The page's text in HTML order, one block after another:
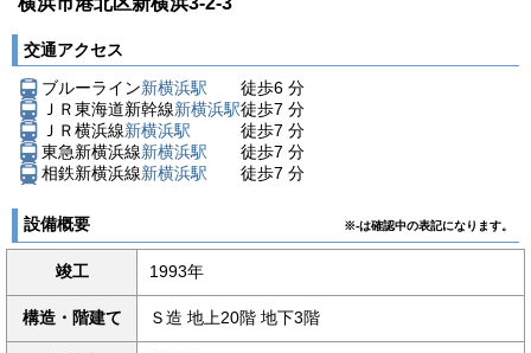
交通アクセス
ブルーライン新横浜駅 徒歩6 分
ＪＲ東海道新幹線新横浜駅徒歩7 分
ＪＲ横浜線新横浜駅 徒歩7 分
東急新横浜線新横浜駅 徒歩7 分
相鉄新横浜線新横浜駅 徒歩7 分
設備概要 ※-は確認中の表記になります。
竣工 1993年
構造・階建て Ｓ造 地上20階 地下3階